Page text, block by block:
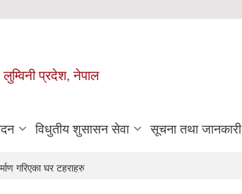
लुम्विनी प्रदेश, नेपाल
विधुतीय शुसासन सेवा सूचना तथा जानकारी
गरिएका घर टहराहरु